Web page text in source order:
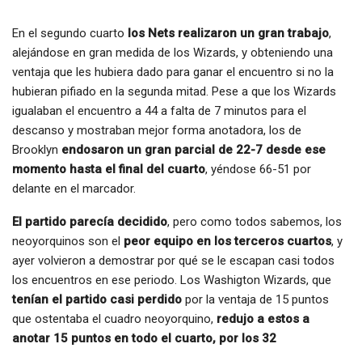
En el segundo cuarto los Nets realizaron un gran trabajo,
alejándose en gran medida de los Wizards, y obteniendo una
ventaja que les hubiera dado para ganar el encuentro si no la
hubieran pifiado en la segunda mitad. Pese a que los Wizards
igualaban el encuentro a 44 a falta de 7 minutos para el
descanso y mostraban mejor forma anotadora, los de
Brooklyn endosaron un gran parcial de 22-7 desde ese
momento hasta el final del cuarto, yéndose 66-51 por
delante en el marcador.
El partido parecía decidido, pero como todos sabemos, los
neoyorquinos son el peor equipo en los terceros cuartos, y
ayer volvieron a demostrar por qué se le escapan casi todos
los encuentros en ese periodo. Los Washigton Wizards, que
tenían el partido casi perdido por la ventaja de 15 puntos
que ostentaba el cuadro neoyorquino, redujo a estos a
anotar 15 puntos en todo el cuarto, por los 32